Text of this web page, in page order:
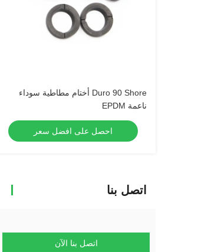
Duro 90 Shore أختام مطاطية سوداء
ناعمة EPDM
احصل على افضل سعر
اتصل بنا
اتصل بنا الآن